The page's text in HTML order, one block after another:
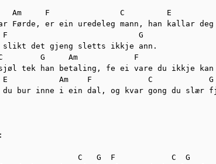
Am     F               C         E
Førde, er ein uredeleg mann, han kallar
F                            G
slikt det gjeng sletts ikkje ann.
G     Am            F
tek han betaling, fe ei vare du ikkje
E           Am    F            C
bur inne i ein dal, og kvar gong du slær
C   G  F            C  G